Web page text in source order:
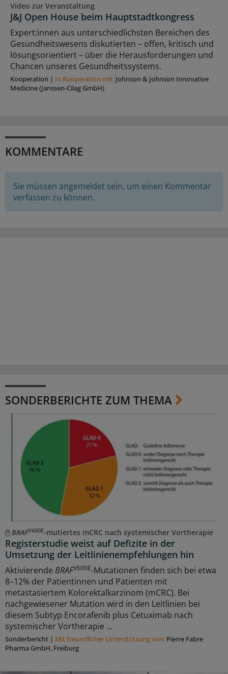
Video zur Veranstaltung
J&J Open House beim Hauptstadtkongress
Expert:innen aus unterschiedlichsten Bereichen des
Gesundheitswesens diskutierten – offen, kritisch und
lösungsorientiert – über die Herausforderungen und
Chancen unseres Gesundheitssystems.
Kooperation | In Kooperation mit: Johnson & Johnson Innovative
Medicine (Janssen-Cilag GmbH)
KOMMENTARE
Sie müssen angemeldet sein, um einen Kommentar
verfassen zu können.
SONDERBERICHTE ZUM THEMA
BRAFV600E-mutiertes mCRC nach systemischer Vortherapie
Registerstudie weist auf Defizite in der
Umsetzung der Leitlinienempfehlungen hin
Aktivierende BRAFV600E-Mutationen finden sich bei etwa
8–12% der Patientinnen und Patienten mit
metastasiertem Kolorektalkarzinom (mCRC). Bei
nachgewiesener Mutation wird in den Leitlinien bei
diesem Subtyp Encorafenib plus Cetuximab nach
systemischer Vortherapie ...
Sonderbericht | Mit freundlicher Unterstützung von: Pierre Fabre
Pharma GmbH, Freiburg